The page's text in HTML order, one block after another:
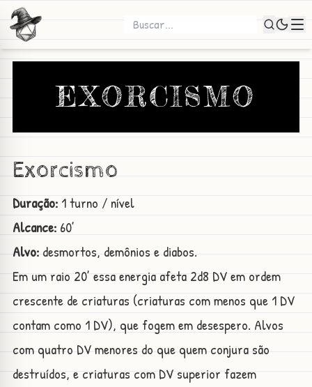
EXORCISMO
Exorcismo
Duração:1 turno / nível
Alcance:60’
Alvo:desmortos, demônios e diabos.
Em um raio 20’ essa energia afeta 2d8 DV em ordem
crescente de criaturas (criaturas com menos que 1 DV
contam como 1 DV), que fogem em desespero. Alvos
com quatro DV menores do que quem conjura são
destruídos, e criaturas com DV superior fazem